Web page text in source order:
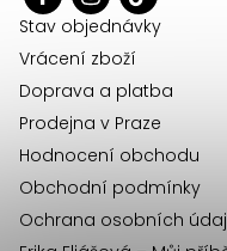
Stav objednávky
Vrácení zboží
Doprava a platba
Prodejna v Praze
Hodnocení obchodu
Obchodní podmínky
Ochrana osobních